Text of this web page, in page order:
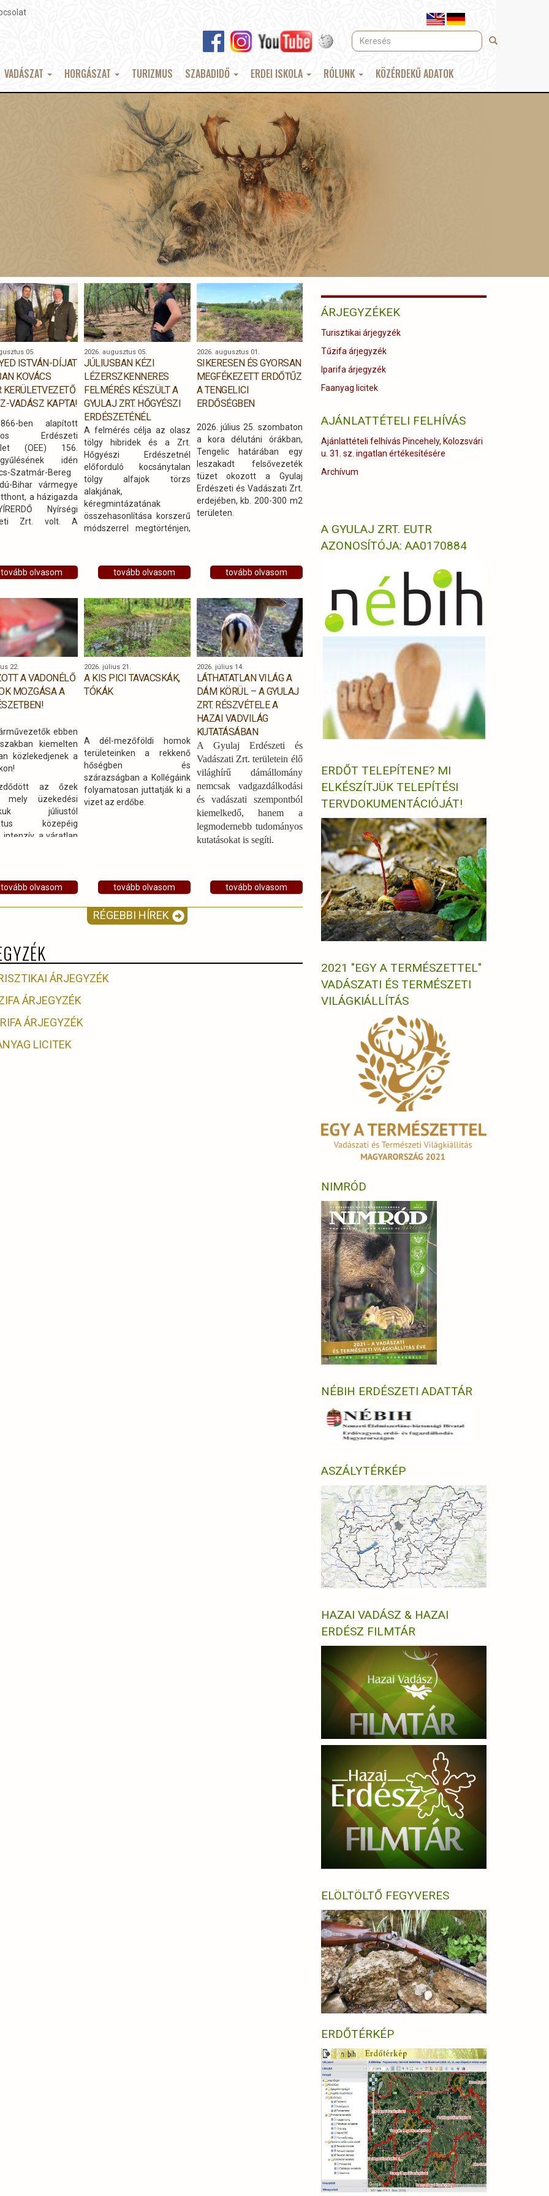
Keresés Keresés
VADÁSZAT HORGÁSZAT TURIZMUS SZABADIDŐ ERDEI ISKOLA RÓLUNK KÖZÉRDEKŰ ADATOK
05.
ISTVÁN-DÍJAT
KOVÁCS
KERÜLETVEZETŐ
VADÁSZ KAPTA!
ben alapított
Erdészeti
(OEE) 156.
idén
Szatmár-Bereg
Bihar vármegye
a házigazda
Nyírségi
Zrt. volt. A
található erdők
Zrt.
büszkeségeit
is. A
ízelítőt kaptak a
kulturális
remekeiből
az
környezet
tovább olvasom
2026. augusztus 05.
JÚLIUSBAN KÉZI
LÉZERSZKENNERES
FELMÉRÉS KÉSZÜLT A
GYULAJ ZRT. HŐGYÉSZI
ERDÉSZETÉNÉL
A felmérés célja az olasz
tölgy hibridek és a Zrt.
Hőgyészi Erdészetnél
előforduló kocsánytalan
tölgy alfajok törzs
alakjának,
kéregmintázatának
összehasonlítása korszerű
módszerrel megtörténjen,
(törzs habitusa,
ágrendszer,
azonosítása vagy pontos
ipari fa kihozatal is
becsülhető. A felmérést dr.
Czimber Kornél a Soproni
Egyetem egyetemi
docense és Csondor Luca a
SOE Erdőmérnöki Kar
hallgatója végezte egy kézi
tovább olvasom
2026. augusztus 01.
SIKERESEN ÉS GYORSAN
MEGFÉKEZETT ERDŐTŰZ
A TENGELICI
ERDŐSÉGBEN
2026. július 25. szombaton
a kora délutáni órákban,
Tengelic határában egy
leszakadt felsővezeték
tüzet okozott a Gyulaj
Erdészeti és Vadászati Zrt.
erdejében, kb. 200-300 m2
területen.
tovább olvasom
22.
A VADONÉLŐ
MOZGÁSA A
ebben
kiemelten
közlekedjenek a
az őzek
mely üzekedési
júliustól
közepéig
intenzív, a váratlan
tovább olvasom
2026. július 21.
A KIS PICI TAVACSKÁK,
TÓKÁK
A dél-mezőföldi homok
területeinken a rekkenő
hőségben és
szárazságban a Kollégáink
folyamatosan juttatják ki a
vizet az erdőbe.
tovább olvasom
2026. július 14.
LÁTHATATLAN VILÁG A
DÁM KÖRÜL – A GYULAJ
ZRT. RÉSZVÉTELE A
HAZAI VADVILÁG
KUTATÁSÁBAN
A Gyulaj Erdészeti és
Vadászati Zrt. területein élő
világhírű dámállomány
nemcsak vadgazdálkodási
és vadászati szempontból
kiemelkedő, hanem a
legmodernebb tudományos
kutatásokat is segíti.
tovább olvasom
RÉGEBBI HÍREK
ÁRJEGYZÉK
ÁRJEGYZÉK
ÁRJEGYZÉK
LICITEK
ÁRJEGYZÉKEK
Turisztikai árjegyzék
Tűzifa árjegyzék
Iparifa árjegyzék
Faanyag licitek
AJÁNLATTÉTELI FELHÍVÁS
Ajánlattételi felhívás Pincehely, Kolozsvári
u. 31. sz. ingatlan értékesítésére
Archívum
A GYULAJ ZRT. EUTR
AZONOSÍTÓJA: AA0170884
ERDŐT TELEPÍTENE? MI
ELKÉSZÍTJÜK TELEPÍTÉSI
TERVDOKUMENTÁCIÓJÁT!
2021 "EGY A TERMÉSZETTEL"
VADÁSZATI ÉS TERMÉSZETI
VILÁGKIÁLLÍTÁS
NIMRÓD
NÉBIH ERDÉSZETI ADATTÁR
ASZÁLYTÉRKÉP
HAZAI VADÁSZ & HAZAI
ERDÉSZ FILMTÁR
ELÖLTÖLTŐ FEGYVERES
ERDŐTÉRKÉP